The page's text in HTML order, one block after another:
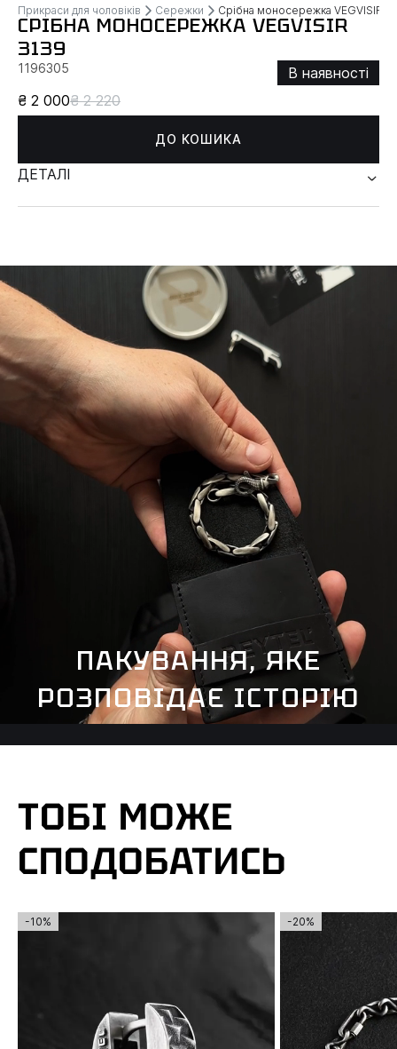
Прикраси для чоловіків Сережки Срібна моносережка VEGVISIR
СРІБНА МОНОСЕРЕЖКА VEGVISIR
3139
1196305
В наявності
₴ 2 000₴ 2 220
ДО КОШИКА
ДЕТАЛІ
ПАКУВАННЯ, ЯКЕ
РОЗПОВІДАЄ ІСТОРІЮ
ТОБІ МОЖЕ
СПОДОБАТИСЬ
-10% -20%